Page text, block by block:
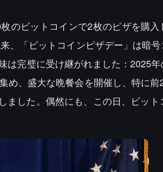
のビットコインで2枚のピザを購入
、「ビットコインピザデー」は暗
完璧に受け継がれました：2025年
め、盛大な晩餐会を開催し、特に
した。偶然にも、この日、ビット